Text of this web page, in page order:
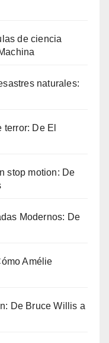
de ciencia
naturales:
De El
stop motion: De
Modernos: De
Amélie
De Bruce Willis a